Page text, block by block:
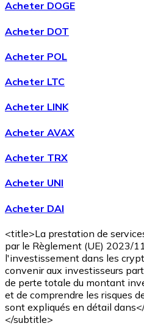
Acheter DOGE
Acheter DOT
Acheter POL
Acheter LTC
Acheter LINK
Acheter AVAX
Acheter TRX
Acheter UNI
Acheter DAI
<title>La prestation de
par le Règlement (UE) 2023/
l'investissement dans les
convenir aux investisseurs
de perte totale du montant
et de comprendre les risques
sont expliqués en détail
</subtitle>